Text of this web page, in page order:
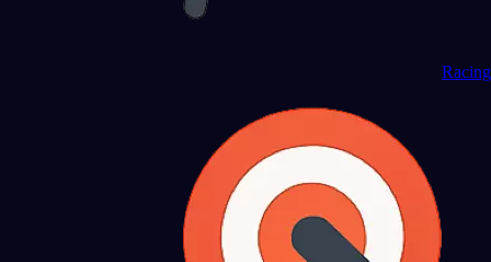
Racing